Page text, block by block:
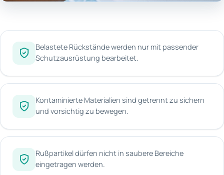
Belastete Rückstände werden nur mit passender
Schutzausrüstung bearbeitet.
Kontaminierte Materialien sind getrennt zu sichern
und vorsichtig zu bewegen.
Rußpartikel dürfen nicht in saubere Bereiche
eingetragen werden.